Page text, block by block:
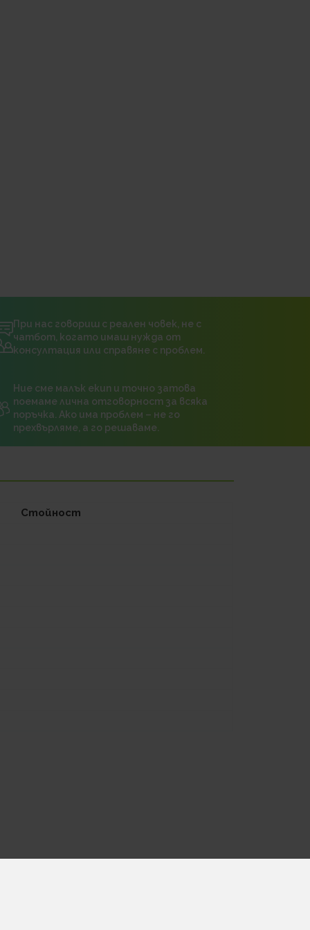
При нас говориш с реален човек, не с
чатбот, когато имаш нужда от
консултация или справяне с проблем.
Ние сме малък екип и точно затова
поемаме лична отговорност за всяка
поръчка. Ако има проблем – не го
прехвърляме, а го решаваме.
Стойност